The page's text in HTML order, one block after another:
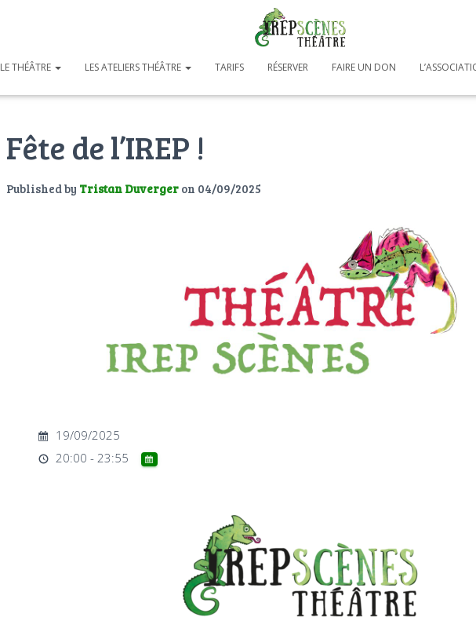
LE THÉÂTRE LES ATELIERS THÉÂTRE TARIFS RÉSERVER FAIRE UN DON
Fête de l’IREP !
Published by Tristan Duverger on 04/09/2025
19/09/2025
20:00 - 23:55